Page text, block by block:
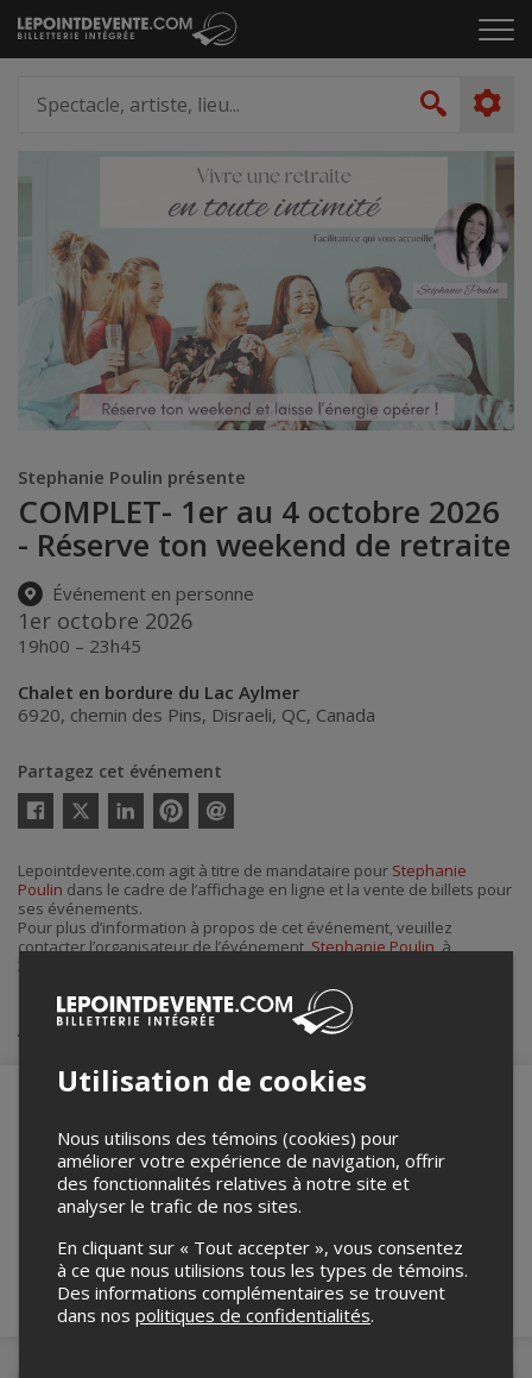
Passer
au
le
artiste,
lieu...
Stephanie Poulin présente
COMPLET- 1er au 4 octobre 2026
- Réserve ton weekend de retraite
Événement en personne
1er octobre 2026
19h00 – 23h45
Chalet en bordure du Lac Aylmer
6920, chemin des Pins, Disraeli, QC, Canada
Partagez cet événement
Twitter
courriel
Lepointdevente.com agit à titre de mandataire pour Stephanie
Poulin dans le cadre de l’affichage en ligne et la vente de billets pour
ses événements.
Pour plus d’information à propos de cet événement, veuillez
contacter l’organisateur de l’événement,Stephanie Poulin, à
3poulin@gmail.com
Achat de billets
Merci de confirmer que vous n'êtes pas un
robot ci-bas.
Utilisation de cookies
Nous utilisons des témoins (cookies) pour
améliorer votre expérience de navigation, offrir
des fonctionnalités relatives à notre site et
analyser le trafic de nos sites.
En cliquant sur « Tout accepter », vous consentez
à ce que nous utilisions tous les types de témoins.
Des informations complémentaires se trouvent
dans nos politiques de confidentialités.